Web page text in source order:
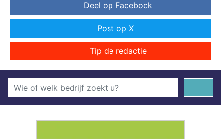
Deel op Facebook
Post op X
Tip de redactie